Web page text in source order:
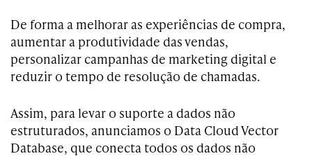
De forma a melhorar as experiências de compra,
aumentar a produtividade das vendas,
personalizar campanhas de marketing digital e
reduzir o tempo de resolução de chamadas.
Assim, para levar o suporte a dados não
estruturados, anunciamos o Data Cloud Vector
Database, que conecta todos os dados não